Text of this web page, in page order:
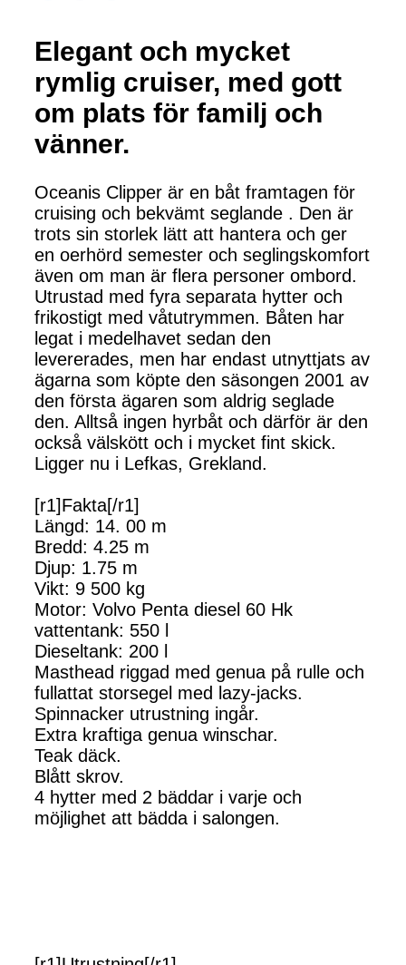
Elegant och mycket
rymlig cruiser, med gott
om plats för familj och
vänner.
Oceanis Clipper är en båt framtagen för
cruising och bekvämt seglande . Den är
trots sin storlek lätt att hantera och ger
en oerhörd semester och seglingskomfort
även om man är flera personer ombord.
Utrustad med fyra separata hytter och
frikostigt med våtutrymmen. Båten har
legat i medelhavet sedan den
levererades, men har endast utnyttjats av
ägarna som köpte den säsongen 2001 av
den första ägaren som aldrig seglade
den. Alltså ingen hyrbåt och därför är den
också välskött och i mycket fint skick.
Ligger nu i Lefkas, Grekland.
[r1]Fakta[/r1]
Längd: 14. 00 m
Bredd: 4.25 m
Djup: 1.75 m
Vikt: 9 500 kg
Motor: Volvo Penta diesel 60 Hk
vattentank: 550 l
Dieseltank: 200 l
Masthead riggad med genua på rulle och
fullattat storsegel med lazy-jacks.
Spinnacker utrustning ingår.
Extra kraftiga genua winschar.
Teak däck.
Blått skrov.
4 hytter med 2 bäddar i varje och
möjlighet att bädda i salongen.